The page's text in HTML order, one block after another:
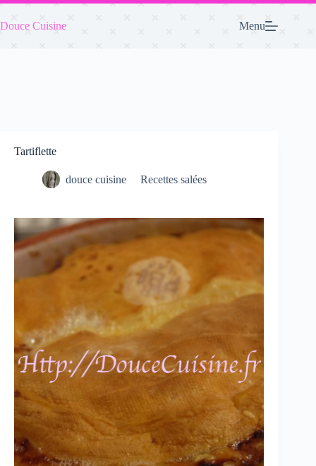
Passer
contenu
Douce Cuisine Menu
Tartiflette
douce cuisine Recettes salées